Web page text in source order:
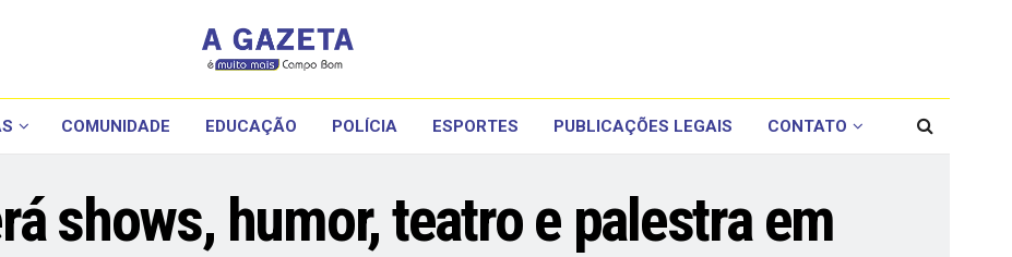
COMUNIDADE EDUCAÇÃO POLÍCIA ESPORTES PUBLICAÇÕES LEGAIS CONTATO
shows, humor, teatro e palestra em